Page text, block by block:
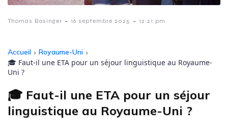
Thomas Bosinger - 16 septembre 2025 - 12:21 pm
Accueil › Royaume-Uni ›
🎓 Faut-il une ETA pour un séjour linguistique au Royaume-
Uni ?
🎓 Faut-il une ETA pour un séjour
linguistique au Royaume-Uni ?